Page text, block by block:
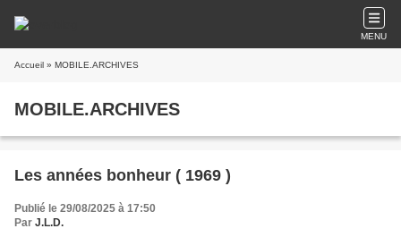
MENU
Accueil » MOBILE.ARCHIVES
MOBILE.ARCHIVES
Les années bonheur ( 1969 )
Publié le 29/08/2025 à 17:50
Par J.L.D.